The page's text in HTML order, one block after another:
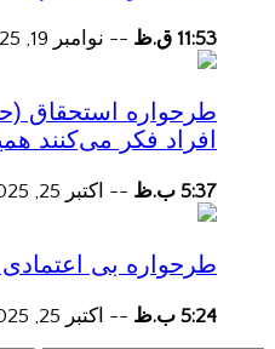
11:53 ق.ظ -- نوامبر 19, 2025
طرحواره استحقاق
افراد فکر می‌کنند
5:37 ب.ظ -- اکتبر 25, 2025
طرحواره بی
5:24 ب.ظ -- اکتبر 25, 2025